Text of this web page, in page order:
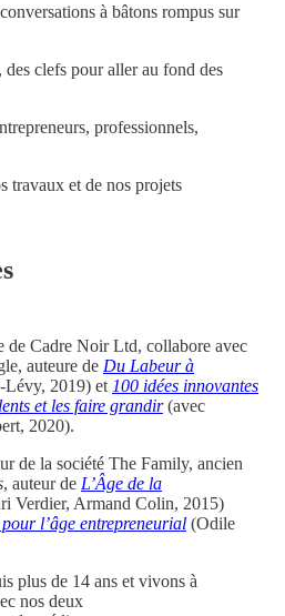
à bâtons rompus sur
clefs pour aller au fond des
professionnels,
travaux et de nos projets
de Cadre Noir Ltd, collabore avec
auteure de Du Labeur à
Lévy, 2019) et100 idées innovantes
et les faire grandir(avec
2020).
de la société The Family, ancien
, auteur de L’Âge de la
Verdier, Armand Colin, 2015)
l’âge entrepreneurial (Odile
plus de 14 ans et vivons à
nos deux